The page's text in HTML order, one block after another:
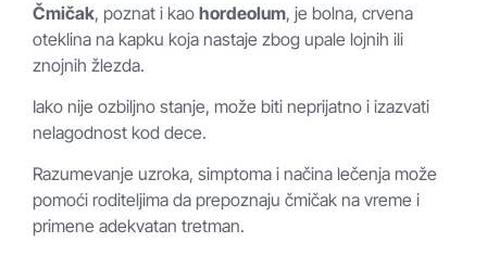
Čmičak, poznat i kao hordeolum, je bolna, crvena
oteklina na kapku koja nastaje zbog upale lojnih ili
znojnih žlezda.
Iako nije ozbiljno stanje, može biti neprijatno i izazvati
nelagodnost kod dece.
Razumevanje uzroka, simptoma i načina lečenja može
pomoći roditeljima da prepoznaju čmičak na vreme i
primene adekvatan tretman.